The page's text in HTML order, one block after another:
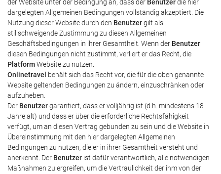
der Website unter der Bedingung an, dass der Benutzerdie hier
dargelegten Allgemeinen Bedingungen vollständig akzeptiert. Die
Nutzung dieser Website durch den Benutzergilt als
stillschweigende Zustimmung zu diesen Allgemeinen
Geschäftsbedingungen in ihrer Gesamtheit. Wenn der Benutzer
diesen Bedingungen nicht zustimmt, verliert er das Recht, die
PlatformWebsite zu nutzen.
Onlinetravel behält sich das Recht vor, die für die oben genannte
Website geltenden Bedingungen zu ändern, einzuschränken oder
aufzuheben.
Der Benutzergarantiert, dass er volljährig ist (d.h. mindestens 18
Jahre alt) und dass er über die erforderliche Rechtsfähigkeit
verfügt, um an diesen Vertrag gebunden zu sein und die Website in
Übereinstimmung mit den hier dargelegten Allgemeinen
Bedingungen zu nutzen, die er in ihrer Gesamtheit versteht und
anerkennt. Der Benutzer ist dafür verantwortlich, alle notwendigen
Maßnahmen zu ergreifen, um die Vertraulichkeit der ihm von der